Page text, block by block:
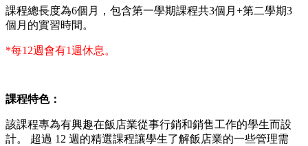
課程總長度為6個月，包含第一學期課程共3個月+第二學期3
個月的實習時間。
*每12週會有1週休息。
課程特色：
該課程專為有興趣在飯店業從事行銷和銷售工作的學生而設
計。 超過 12 週的精選課程讓學生了解飯店業的一些管理需